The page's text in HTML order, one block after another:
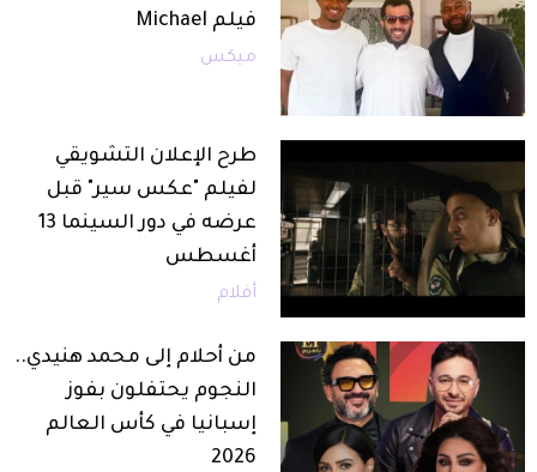
فيلم Michael
ميكس
طرح الإعلان التشويقي
لفيلم "عكس سير" قبل
عرضه في دور السينما 13
أغسطس
أفلام
من أحلام إلى محمد هنيدي..
النجوم يحتفلون بفوز
إسبانيا في كأس العالم
2026